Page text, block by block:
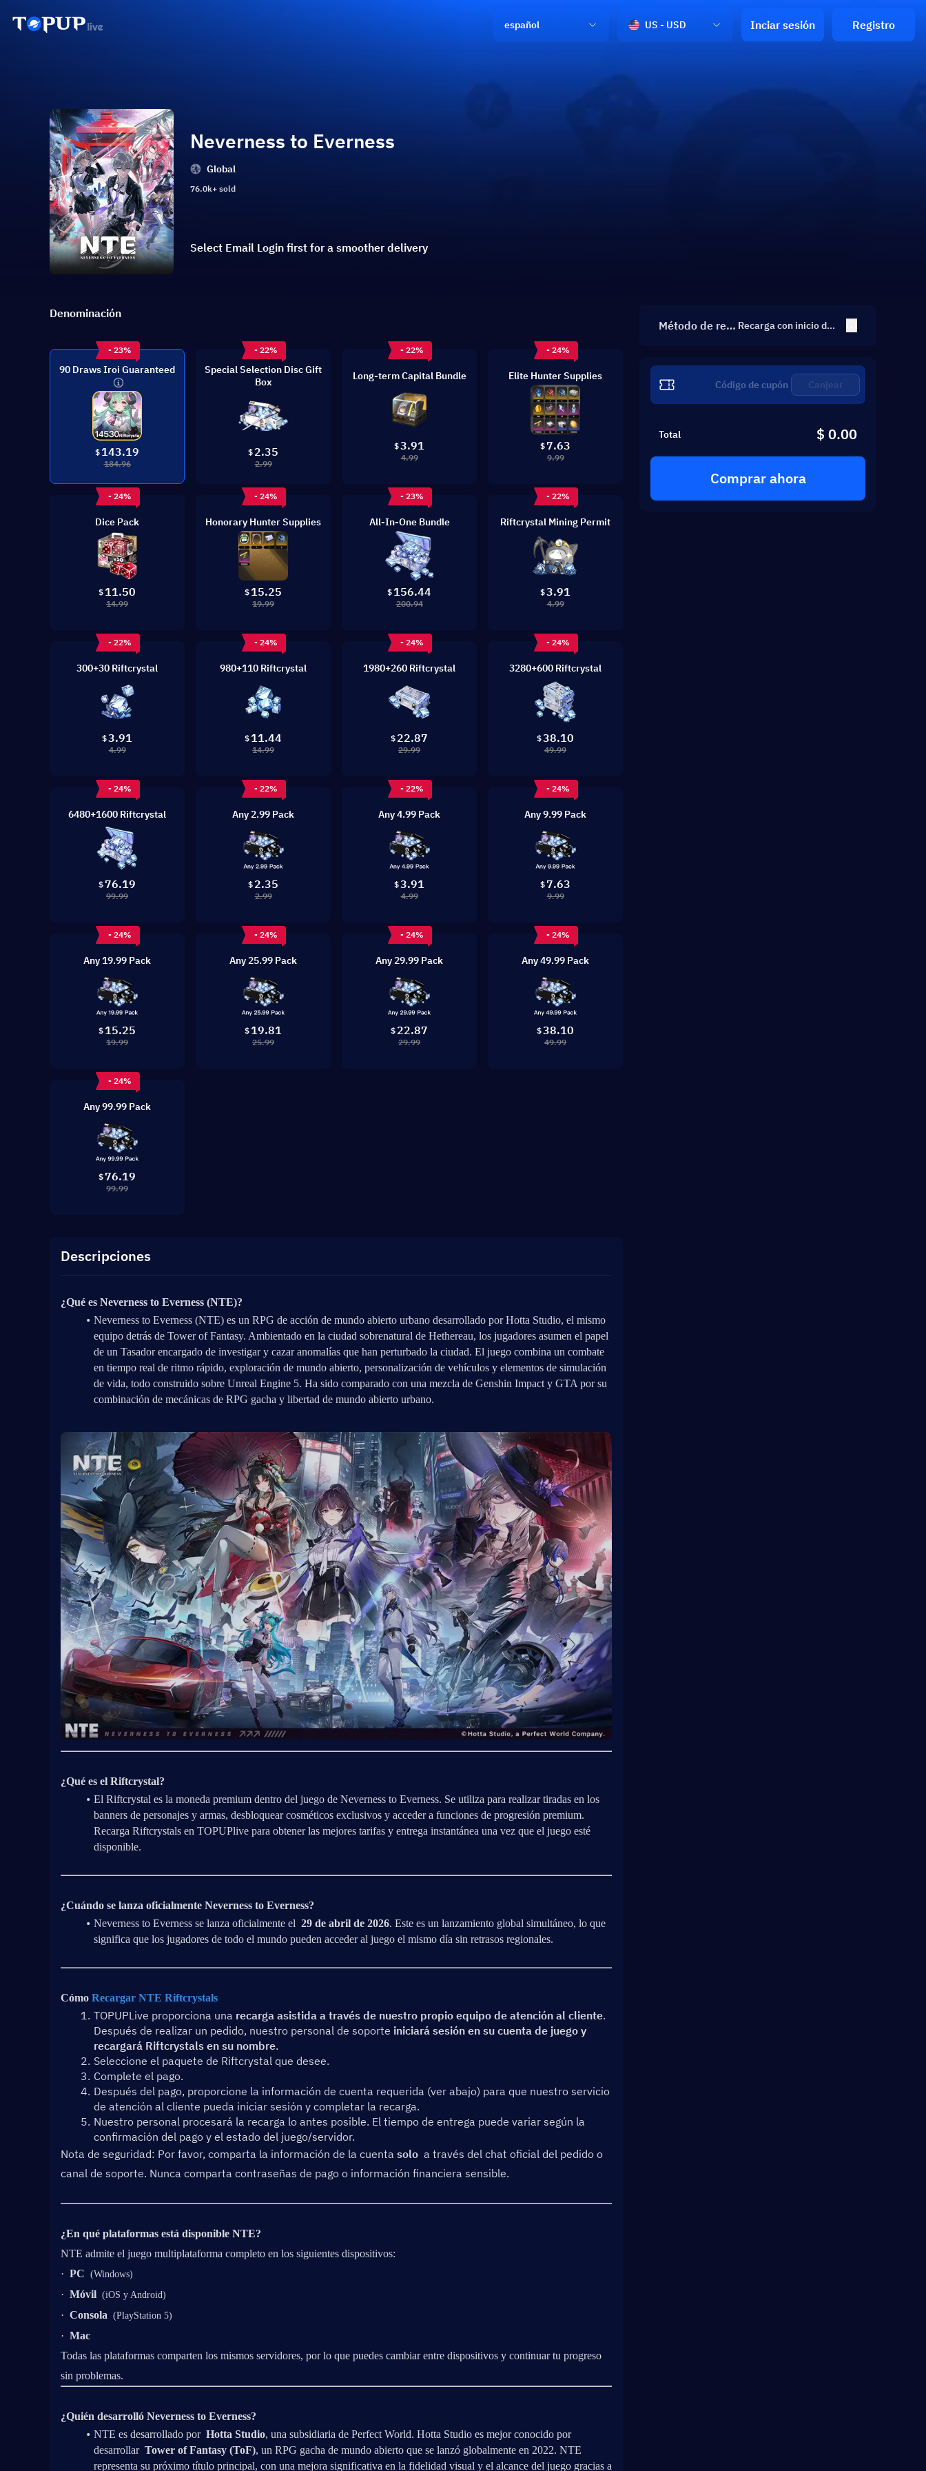
español US - USD Inciar sesión Registro
Neverness to Everness
Global
76.0k+ sold
Select Email Login first for a smoother delivery
Denominación
- 23%
90 Draws Iroi Guaranteed
$ 143.19
184.96
- 22%
Special Selection Disc Gift
Box
$ 2.35
2.99
- 22%
Long-term Capital Bundle
$3.91
4.99
- 24%
Elite Hunter Supplies
$ 7.63
9.99
- 24%
Dice Pack
$ 11.50
14.99
- 24%
Honorary Hunter Supplies
$ 15.25
19.99
- 23%
All-In-One Bundle
$ 156.44
200.94
- 22%
Riftcrystal Mining Permit
$3.91
4.99
- 22%
300+30 Riftcrystal
$3.91
4.99
- 24%
980+110 Riftcrystal
$ 11.44
14.99
- 24%
1980+260 Riftcrystal
$ 22.87
29.99
- 24%
3280+600 Riftcrystal
$38.10
49.99
- 24%
6480+1600 Riftcrystal
$ 76.19
99.99
- 22%
Any 2.99 Pack
$ 2.35
2.99
- 22%
Any 4.99 Pack
$3.91
4.99
- 24%
Any 9.99 Pack
$ 7.63
9.99
- 24%
Any 19.99 Pack
$ 15.25
19.99
- 24%
Any 25.99 Pack
$ 19.81
25.99
- 24%
Any 29.99 Pack
$ 22.87
29.99
- 24%
Any 49.99 Pack
$38.10
49.99
- 24%
Any 99.99 Pack
$ 76.19
99.99
Descripciones
¿Qué es Neverness to Everness (NTE)?
Neverness to Everness (NTE) es un RPG de acción de mundo abierto urbano desarrollado por Hotta Studio, el mismo
equipo detrás de Tower of Fantasy. Ambientado en la ciudad sobrenatural de Hethereau, los jugadores asumen el papel
de un Tasador encargado de investigar y cazar anomalías que han perturbado la ciudad. El juego combina un combate
en tiempo real de ritmo rápido, exploración de mundo abierto, personalización de vehículos y elementos de simulación
de vida, todo construido sobre Unreal Engine 5. Ha sido comparado con una mezcla de Genshin Impact y GTA por su
combinación de mecánicas de RPG gacha y libertad de mundo abierto urbano.
¿Qué es el Riftcrystal?
El Riftcrystal es la moneda premium dentro del juego de Neverness to Everness. Se utiliza para realizar tiradas en los
banners de personajes y armas, desbloquear cosméticos exclusivos y acceder a funciones de progresión premium.
Recarga Riftcrystals en TOPUPlive para obtener las mejores tarifas y entrega instantánea una vez que el juego esté
disponible.
¿Cuándo se lanza oficialmente Neverness to Everness?
Neverness to Everness se lanza oficialmente el 29 de abril de 2026. Este es un lanzamiento global simultáneo, lo que
significa que los jugadores de todo el mundo pueden acceder al juego el mismo día sin retrasos regionales.
Cómo Recargar NTE Riftcrystals
TOPUPLive proporciona una recarga asistida a través de nuestro propio equipo de atención al cliente.
Después de realizar un pedido, nuestro personal de soporte iniciará sesión en su cuenta de juego y
recargará Riftcrystals en su nombre.
Seleccione el paquete de Riftcrystal que desee.
Complete el pago.
Después del pago, proporcione la información de cuenta requerida (ver abajo) para que nuestro servicio
de atención al cliente pueda iniciar sesión y completar la recarga.
Nuestro personal procesará la recarga lo antes posible. El tiempo de entrega puede variar según la
confirmación del pago y el estado del juego/servidor.
Nota de seguridad: Por favor, comparta la información de la cuenta solo
  a través del chat oficial del pedido o
canal de soporte. Nunca comparta contraseñas de pago o información financiera sensible.
¿En qué plataformas está disponible NTE?
NTE admite el juego multiplataforma completo en los siguientes dispositivos:
· PC (Windows)
· Móvil (iOS y Android)
· Consola (PlayStation 5)
· Mac
Todas las plataformas comparten los mismos servidores, por lo que puedes cambiar entre dispositivos y continuar tu progreso
sin problemas.
¿Quién desarrolló Neverness to Everness?
NTE es desarrollado por Hotta Studio, una subsidiaria de Perfect World. Hotta Studio es mejor conocido por
desarrollar Tower of Fantasy (ToF), un RPG gacha de mundo abierto que se lanzó globalmente en 2022. NTE
representa su próximo título principal, con una mejora significativa en la fidelidad visual y el alcance del juego gracias a
Método de rec Recarga con inicio de s
Canjear
Total $ 0.00
Comprar ahora